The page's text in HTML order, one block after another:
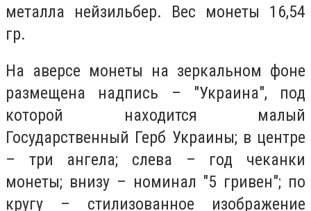
металла нейзильбер. Вес монеты 16,54
гр.
На аверсе монеты на зеркальном фоне
размещена надпись – "Украина", под
которой находится малый
Государственный Герб Украины; в центре
– три ангела; слева – год чеканки
монеты; внизу – номинал "5 гривен"; по
кругу – стилизованное изображение